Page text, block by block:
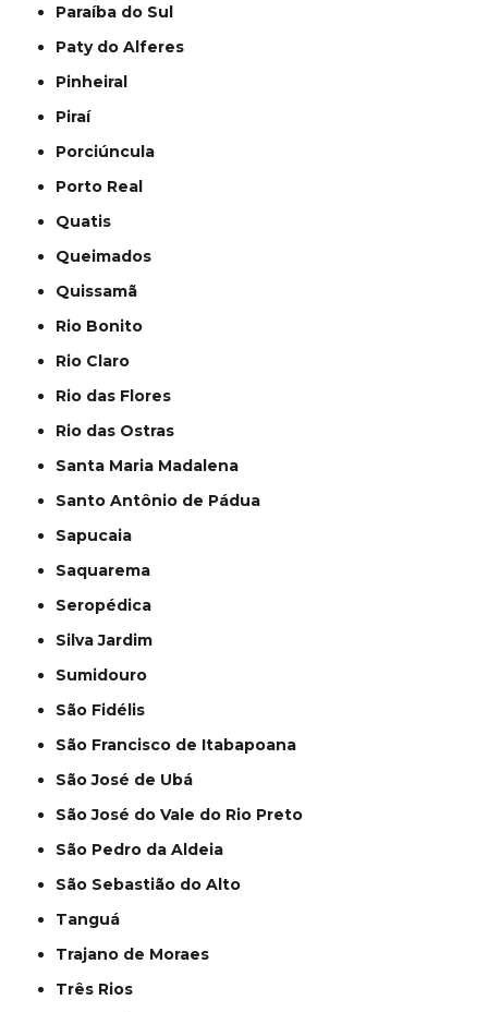
Paraíba do Sul
Paty do Alferes
Pinheiral
Piraí
Porciúncula
Porto Real
Quatis
Queimados
Quissamã
Rio Bonito
Rio Claro
Rio das Flores
Rio das Ostras
Santa Maria Madalena
Santo Antônio de Pádua
Sapucaia
Saquarema
Seropédica
Silva Jardim
Sumidouro
São Fidélis
São Francisco de Itabapoana
São José de Ubá
São José do Vale do Rio Preto
São Pedro da Aldeia
São Sebastião do Alto
Tanguá
Trajano de Moraes
Três Rios